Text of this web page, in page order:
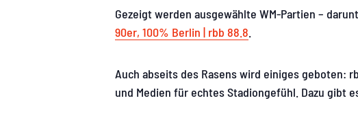
Gezeigt werden ausgewählte WM-Partien –
90er, 100% Berlin | rbb 88.8
Auch abseits des Rasens wird einiges geboten:
und Medien für echtes Stadiongefühl. Dazu gibt